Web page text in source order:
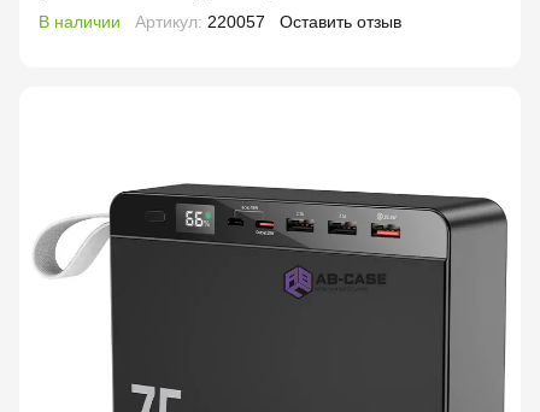
В наличии Артикул: 220057 Оставить отзыв